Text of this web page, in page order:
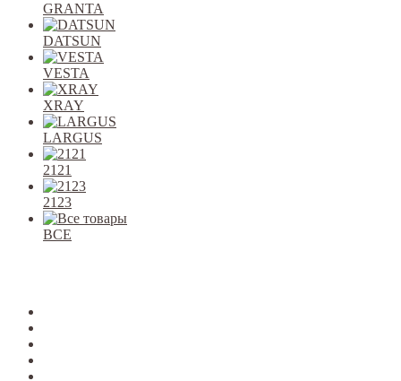
GRANTA
DATSUN
VESTA
XRAY
LARGUS
2121
2123
ВСЕ